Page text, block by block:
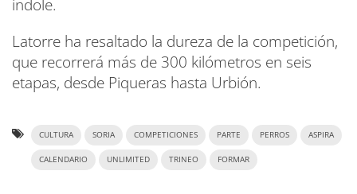
índole.
Latorre ha resaltado la dureza de la competición,
que recorrerá más de 300 kilómetros en seis
etapas, desde Piqueras hasta Urbión.
CULTURA SORIA COMPETICIONES PARTE PERROS ASPIRA
CALENDARIO UNLIMITED TRINEO FORMAR